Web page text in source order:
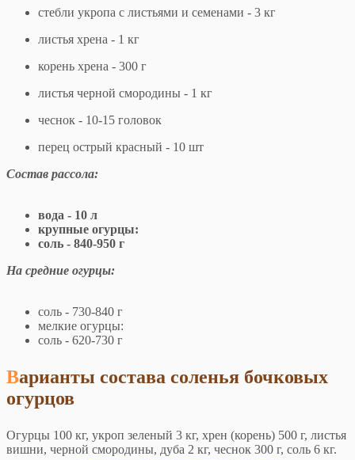
стебли укропа с листьями и семенами - 3 кг
листья хрена - 1 кг
корень хрена - 300 г
листья черной смородины - 1 кг
чеснок - 10-15 головок
перец острый красный - 10 шт
Состав рассола:
вода - 10 л
крупные огурцы:
соль - 840-950 г
На средние огурцы:
соль - 730-840 г
мелкие огурцы:
соль - 620-730 г
Варианты состава соленья бочковых
огурцов
Огурцы 100 кг, укроп зеленый 3 кг, хрен (корень) 500 г, листья
вишни, черной смородины, дуба 2 кг, чеснок 300 г, соль 6 кг.